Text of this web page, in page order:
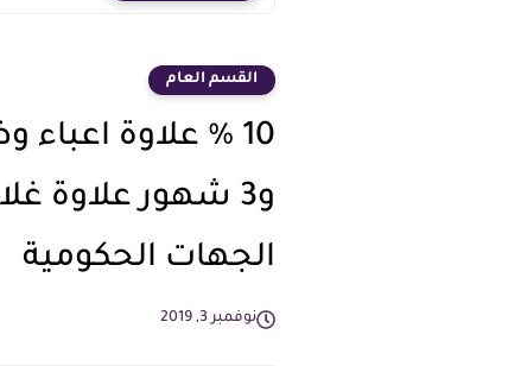
القسم العام
10 % علاوة
و3 شهور علاوة
الجهات الحكومية
نوفمبر 3, 2019